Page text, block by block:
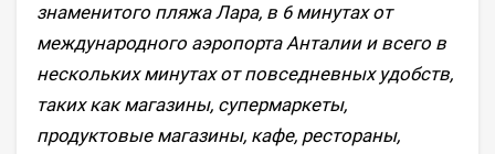
знаменитого пляжа Лара, в 6 минутах от
международного аэропорта Анталии и всего в
нескольких минутах от повседневных удобств,
таких как магазины, супермаркеты,
продуктовые магазины, кафе, рестораны,